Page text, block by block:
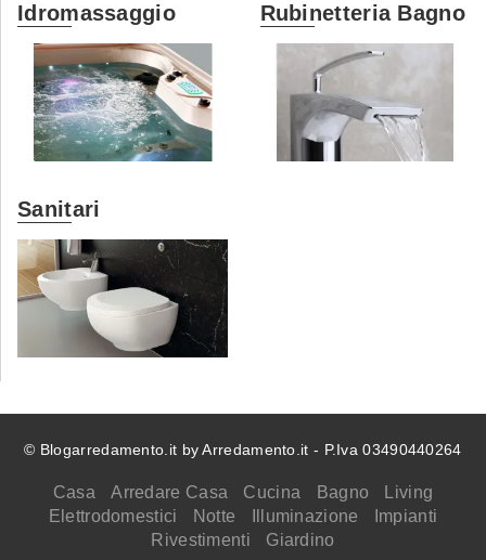
Idromassaggio Rubinetteria Bagno
Sanitari
© Blogarredamento.it by Arredamento.it - P.Iva 03490440264
Casa Arredare Casa Cucina Bagno
Living
Elettrodomestici
Notte Illuminazione
Impianti
Rivestimenti
Giardino